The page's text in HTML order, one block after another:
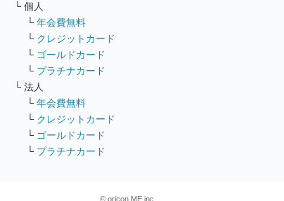
└ 個人
└ 年会費無料
└ クレジットカード
└ ゴールドカード
└ プラチナカード
└ 法人
└ 年会費無料
└ クレジットカード
└ ゴールドカード
└ プラチナカード
© oricon ME inc.